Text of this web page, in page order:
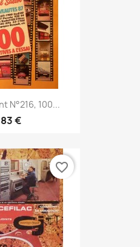
N°216, 100...
€
favorite_border